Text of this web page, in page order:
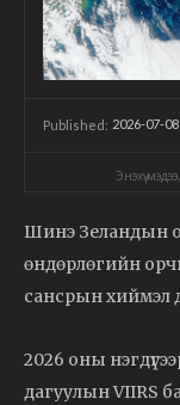
Published: 2026-07-08
Энэхүү
Шинэ Зеландын
өндөрлөгийн
сансрын хиймэл
2026 оны
дагуулын VIIRS